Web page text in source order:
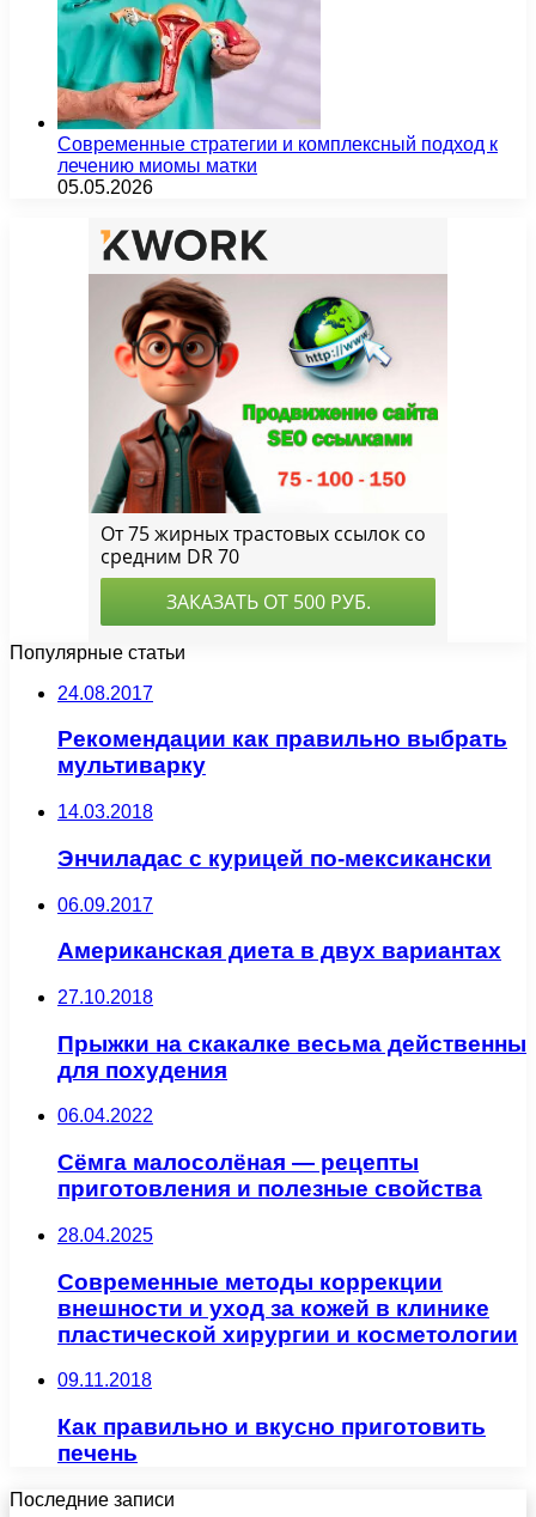
Современные стратегии и комплексный подход к
лечению миомы матки
05.05.2026
Популярные статьи
24.08.2017
Рекомендации как правильно выбрать
мультиварку
14.03.2018
Энчиладас с курицей по-мексикански
06.09.2017
Американская диета в двух вариантах
27.10.2018
Прыжки на скакалке весьма действенны
для похудения
06.04.2022
Сёмга малосолёная — рецепты
приготовления и полезные свойства
28.04.2025
Современные методы коррекции
внешности и уход за кожей в клинике
пластической хирургии и косметологии
09.11.2018
Как правильно и вкусно приготовить
печень
Последние записи